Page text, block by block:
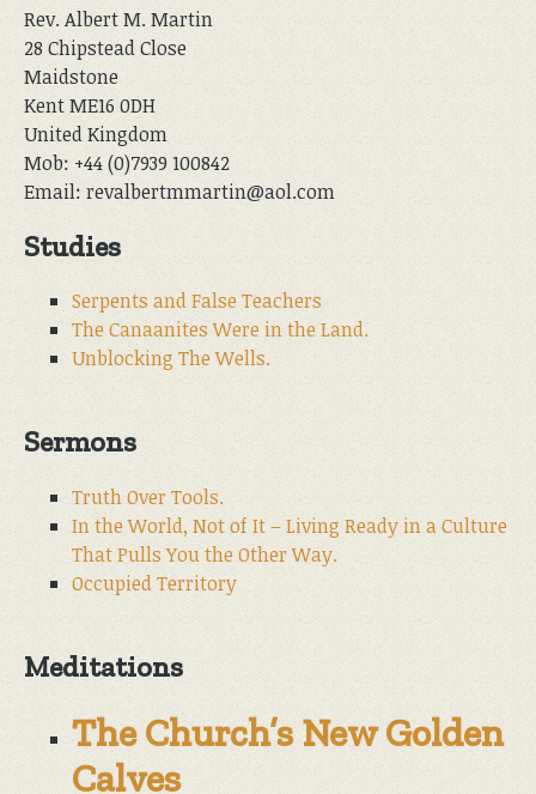
Rev. Albert M. Martin
28 Chipstead Close
Maidstone
Kent ME16 0DH
United Kingdom
Mob: +44 (0)7939 100842
Email: revalbertmmartin@aol.com
Studies
Serpents and False Teachers
The Canaanites Were in the Land.
Unblocking The Wells.
Sermons
Truth Over Tools.
In the World, Not of It – Living Ready in a Culture
That Pulls You the Other Way.
Occupied Territory
Meditations
The Church’s New Golden
Calves